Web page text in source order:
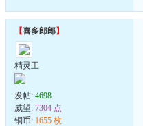
【喜多郎郎】
精灵王
发帖: 4698
威望: 7304 点
铜币: 1655 枚